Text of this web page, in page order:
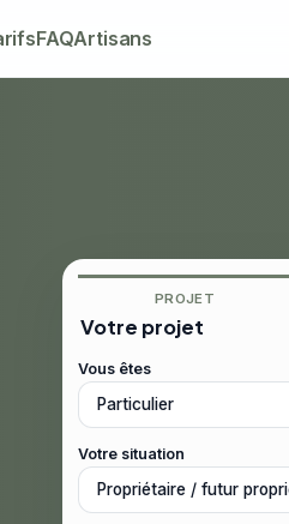
FAQArtisans
PROJET
Votre projet
Vous êtes
Votre situation